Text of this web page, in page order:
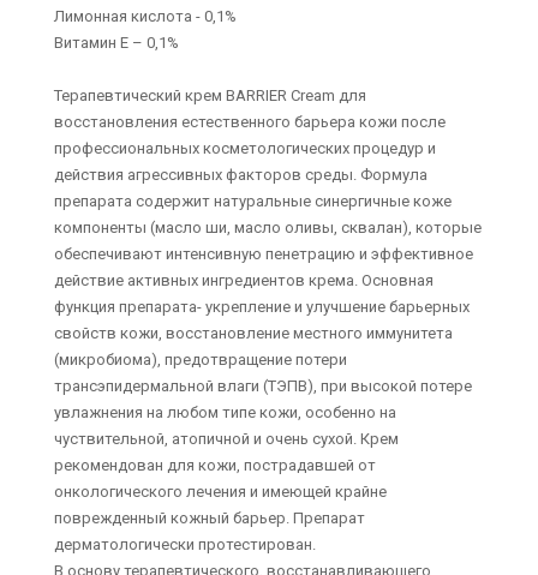
Лимонная кислота - 0,1%
Витамин Е – 0,1%
Терапевтический крем BARRIER Cream для
восстановления естественного барьера кожи после
профессиональных косметологических процедур и
действия агрессивных факторов среды. Формула
препарата содержит натуральные синергичные коже
компоненты (масло ши, масло оливы, сквалан), которые
обеспечивают интенсивную пенетрацию и эффективное
действие активных ингредиентов крема. Основная
функция препарата- укрепление и улучшение барьерных
свойств кожи, восстановление местного иммунитета
(микробиома), предотвращение потери
трансэпидермальной влаги (ТЭПВ), при высокой потере
увлажнения на любом типе кожи, особенно на
чуствительной, атопичной и очень сухой. Крем
рекомендован для кожи, пострадавшей от
онкологического лечения и имеющей крайне
поврежденный кожный барьер. Препарат
дерматологически протестирован.
В основу терапевтического, восстанавливающего